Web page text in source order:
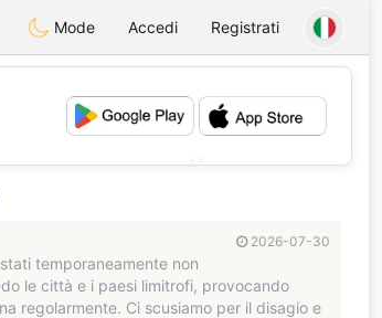
Mode Accedi Registrati
2026-07-30
temporaneamente non
le città e i paesi limitrofi, provocando
regolarmente. Ci scusiamo per il disagio e